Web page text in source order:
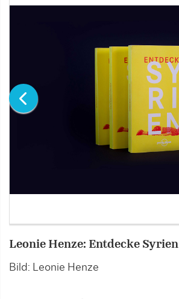
Leonie Henze: Entdecke Syrien
Bild: Leonie Henze